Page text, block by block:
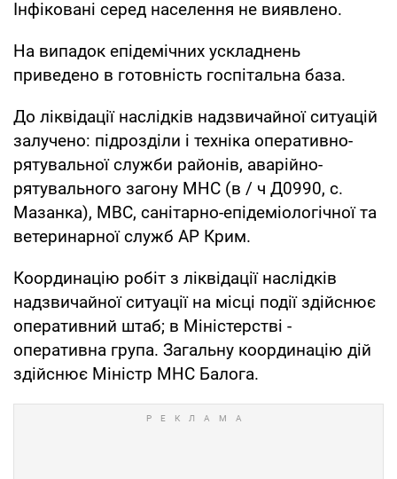
Інфіковані серед населення не виявлено.
На випадок епідемічних ускладнень
приведено в готовність госпітальна база.
До ліквідації наслідків надзвичайної ситуацій
залучено: підрозділи і техніка оперативно-
рятувальної служби районів, аварійно-
рятувального загону МНС (в / ч Д0990, с.
Мазанка), МВС, санітарно-епідеміологічної та
ветеринарної служб АР Крим.
Координацію робіт з ліквідації наслідків
надзвичайної ситуації на місці події здійснює
оперативний штаб; в Міністерстві -
оперативна група. Загальну координацію дій
здійснює Міністр МНС Балога.